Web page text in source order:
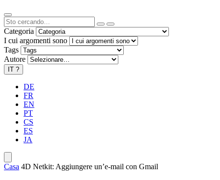
Categoria
I cui argomenti sono
Tags
Autore
IT ?
DE
FR
EN
PT
CS
ES
JA
Casa 4D Netkit: Aggiungere un’e-mail con Gmail